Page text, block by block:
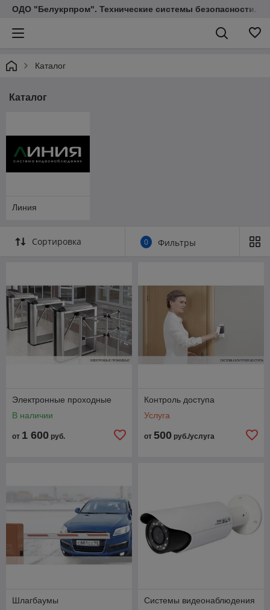
ОДО "Белукрпром". Технические системы безопасности.
Каталог
Каталог
Линия
Сортировка 0 Фильтры
Электронные проходные
В наличии
от 1 600 руб.
Контроль доступа
Услуга
от 500 руб./услуга
Шлагбаумы
Системы видеонаблюдения